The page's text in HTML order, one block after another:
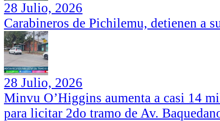
28 Julio, 2026
Carabineros de Pichilemu, detienen a
28 Julio, 2026
Minvu O’Higgins aumenta a casi 14
para licitar 2do tramo de Av.